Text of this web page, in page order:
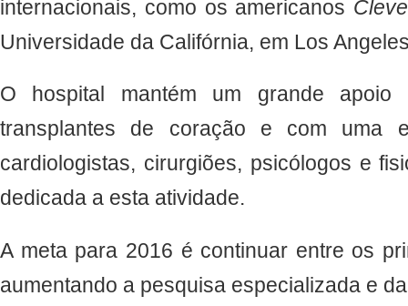
internacionais, como os americanos
Universidade da Califórnia, em Los
O hospital mantém um grande apoio
transplantes de coração e com uma
cardiologistas, cirurgiões, psicólogos e
dedicada a esta atividade.
A meta para 2016 é continuar entre os
aumentando a pesquisa especializada e